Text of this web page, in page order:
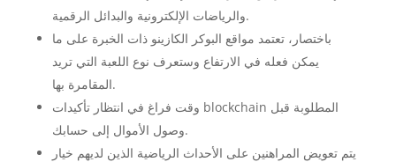
والرياضات الإلكترونية والبدائل الرقمية.
باختصار، تعتمد مواقع البوكر الكازينو ذات الخبرة على ما
يمكن فعله في الارتفاع وستعرف نوع اللعبة التي تريد
المقامرة بها.
وقت فراغ في انتظار تأكيدات blockchain المطلوبة قبل
وصول الأموال إلى حسابك.
يتم تعويض المراهنين على الأحداث الرياضية الذين لديهم خيار